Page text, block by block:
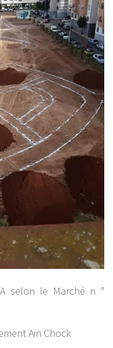
selon le Marché n °
Ain Chock